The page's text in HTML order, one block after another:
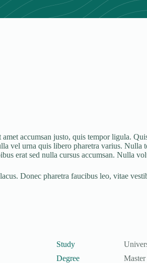
accumsan justo, quis tempor ligula.
vel urna quis libero pharetra varius. Nulla
erat sed nulla cursus accumsan. Nulla
Donec pharetra faucibus leo, vitae
Study
Degree
Master